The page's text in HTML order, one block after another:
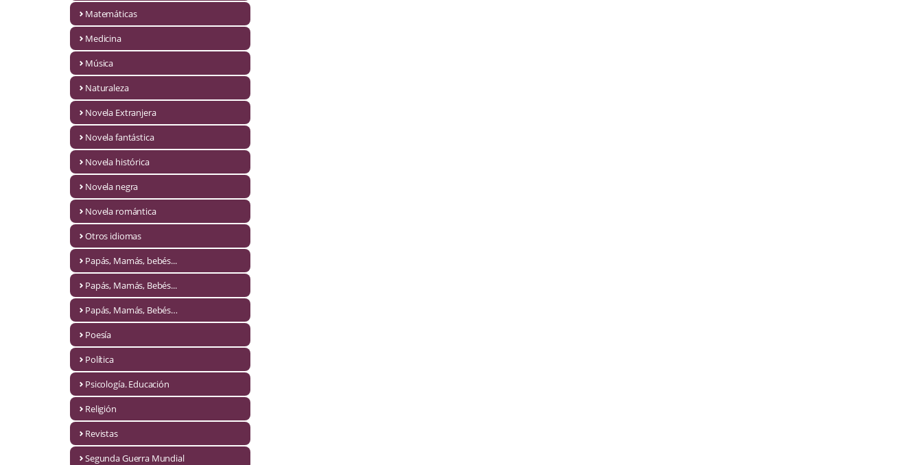
Literatura fantástica
Literatura hispanoamericana
Mafia y espionaje
Novela Extranjera
Novela fantástica
Novela romántica
Otros idiomas
Papás, Mamás, bebés...
Matemáticas
Medicina
Música
Naturaleza
Novela Extranjera
Novela fantástica
Novela histórica
Novela negra
Novela romántica
Otros idiomas
Papás, Mamás, bebés...
Papás, Mamás, Bebés...
Papás, Mamás, Bebés…
Poesía
Política
Psicología. Educación
Religión
Revistas
Segunda Guerra Mundial